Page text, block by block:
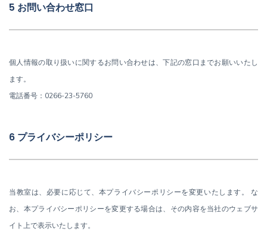
5 お問い合わせ窓口
個人情報の取り扱いに関するお問い合わせは、下記の窓口までお願いいたし
ます。
電話番号：0266-23-5760
6 プライバシーポリシー
当教室は、必要に応じて、本プライバシーポリシーを変更いたします。 な
お、本プライバシーポリシーを変更する場合は、その内容を当社のウェブサ
イト上で表示いたします。